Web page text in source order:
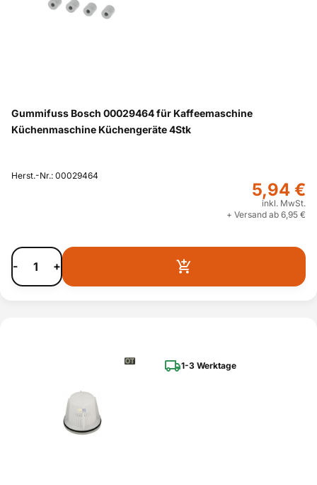
Gummifuss Bosch 00029464 für Kaffeemaschine
Küchenmaschine Küchengeräte 4Stk
Herst.-Nr.: 00029464
5,94 €
inkl. MwSt.
+ Versand ab 6,95 €
- +
1-3 Werktage